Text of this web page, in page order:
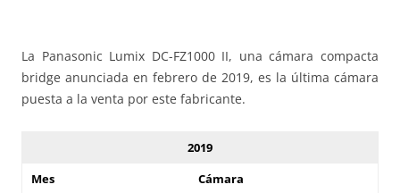
La Panasonic Lumix DC-FZ1000 II, una cámara compacta
bridge anunciada en febrero de 2019, es la última cámara
puesta a la venta por este fabricante.
2019
Mes
Cámara